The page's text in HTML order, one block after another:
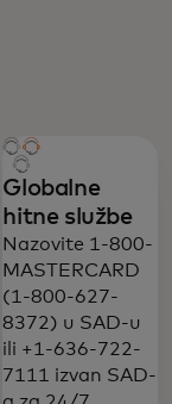
Globalne
hitne službe
Nazovite 1-800-
MASTERCARD
(1-800-627-
8372) u SAD-u
ili +1-636-722-
7111 izvan SAD-